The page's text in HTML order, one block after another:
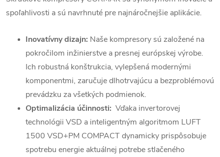
spoľahlivosti a sú navrhnuté pre najnáročnejšie aplikácie.
Inovatívny dizajn: Naše kompresory sú založené na
pokročilom inžinierstve a presnej európskej výrobe.
Ich robustná konštrukcia, vylepšená modernými
komponentmi, zaručuje dlhotrvajúcu a bezproblémovú
prevádzku za všetkých podmienok.
Optimalizácia účinnosti: Vďaka invertorovej
technológii VSD a inteligentným algoritmom LUFT
1500 VSD+PM COMPACT dynamicky prispôsobuje
spotrebu energie aktuálnej potrebe stlačeného